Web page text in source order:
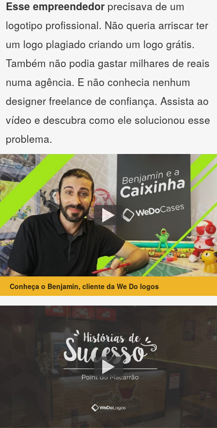
Esse empreendedor precisava de um
logotipo profissional. Não queria arriscar ter
um logo plagiado criando um logo grátis.
Também não podia gastar milhares de reais
numa agência. E não conhecia nenhum
designer freelance de confiança. Assista ao
vídeo e descubra como ele solucionou esse
problema.
Conheça o Benjamin, cliente da We Do logos